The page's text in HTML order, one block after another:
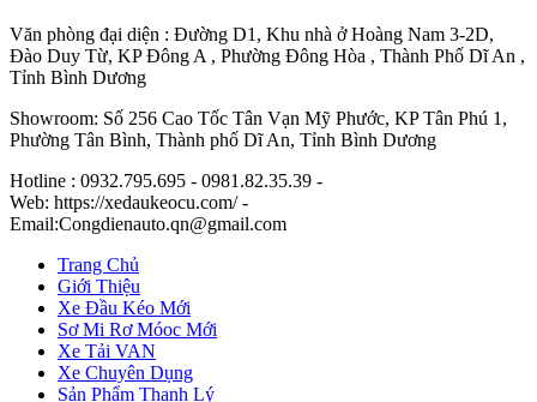
Văn phòng đại diện : Đường D1, Khu nhà ở Hoàng Nam 3-2D,
Đào Duy Từ, KP Đông A , Phường Đông Hòa , Thành Phố Dĩ An ,
Tỉnh Bình Dương
Showroom: Số 256 Cao Tốc Tân Vạn Mỹ Phước, KP Tân Phú 1,
Phường Tân Bình, Thành phố Dĩ An, Tỉnh Bình Dương
Hotline : 0932.795.695 - 0981.82.35.39 -
Web: https://xedaukeocu.com/ -
Email:Congdienauto.qn@gmail.com
Trang Chủ
Giới Thiệu
Xe Đầu Kéo Mới
Sơ Mi Rơ Móoc Mới
Xe Tải VAN
Xe Chuyên Dụng
Sản Phẩm Thanh Lý